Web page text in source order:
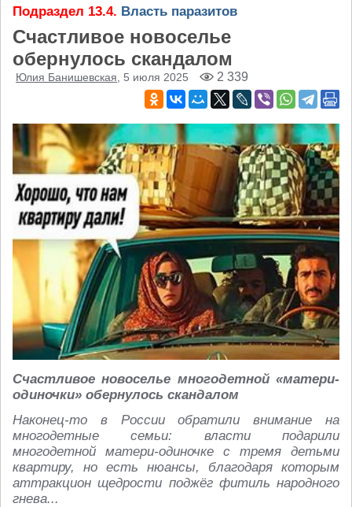
Подраздел 13.4. Власть паразитов
Счастливое новоселье
обернулось скандалом
Юлия Банишевская , 5 июля 2025 2 339
Счастливое новоселье многодетной «матери-
одиночки» обернулось скандалом
Наконец-то в России обратили внимание на
многодетные семьи: власти подарили
многодетной матери-одиночке с тремя детьми
квартиру, но есть нюансы, благодаря которым
аттракцион щедрости поджёг фитиль народного
гнева...